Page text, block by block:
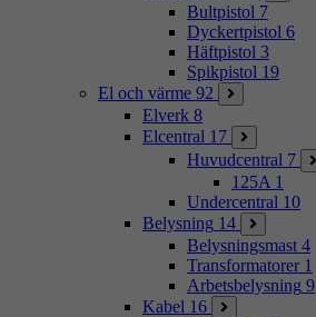
Bultpistol 7
Dyckertpistol 6
Häftpistol 3
Spikpistol 19
El och värme 92
Elverk 8
Elcentral 17
Huvudcentral 7
125A 1
Undercentral 10
Belysning 14
Belysningsmast 4
Transformatorer 1
Arbetsbelysning 9
Kabel 16